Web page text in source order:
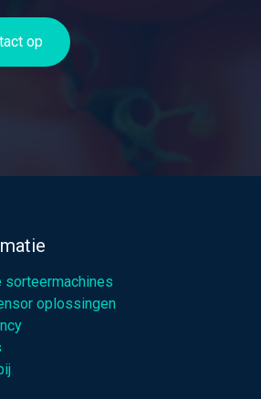
op​
sorteermachines
oplossingen